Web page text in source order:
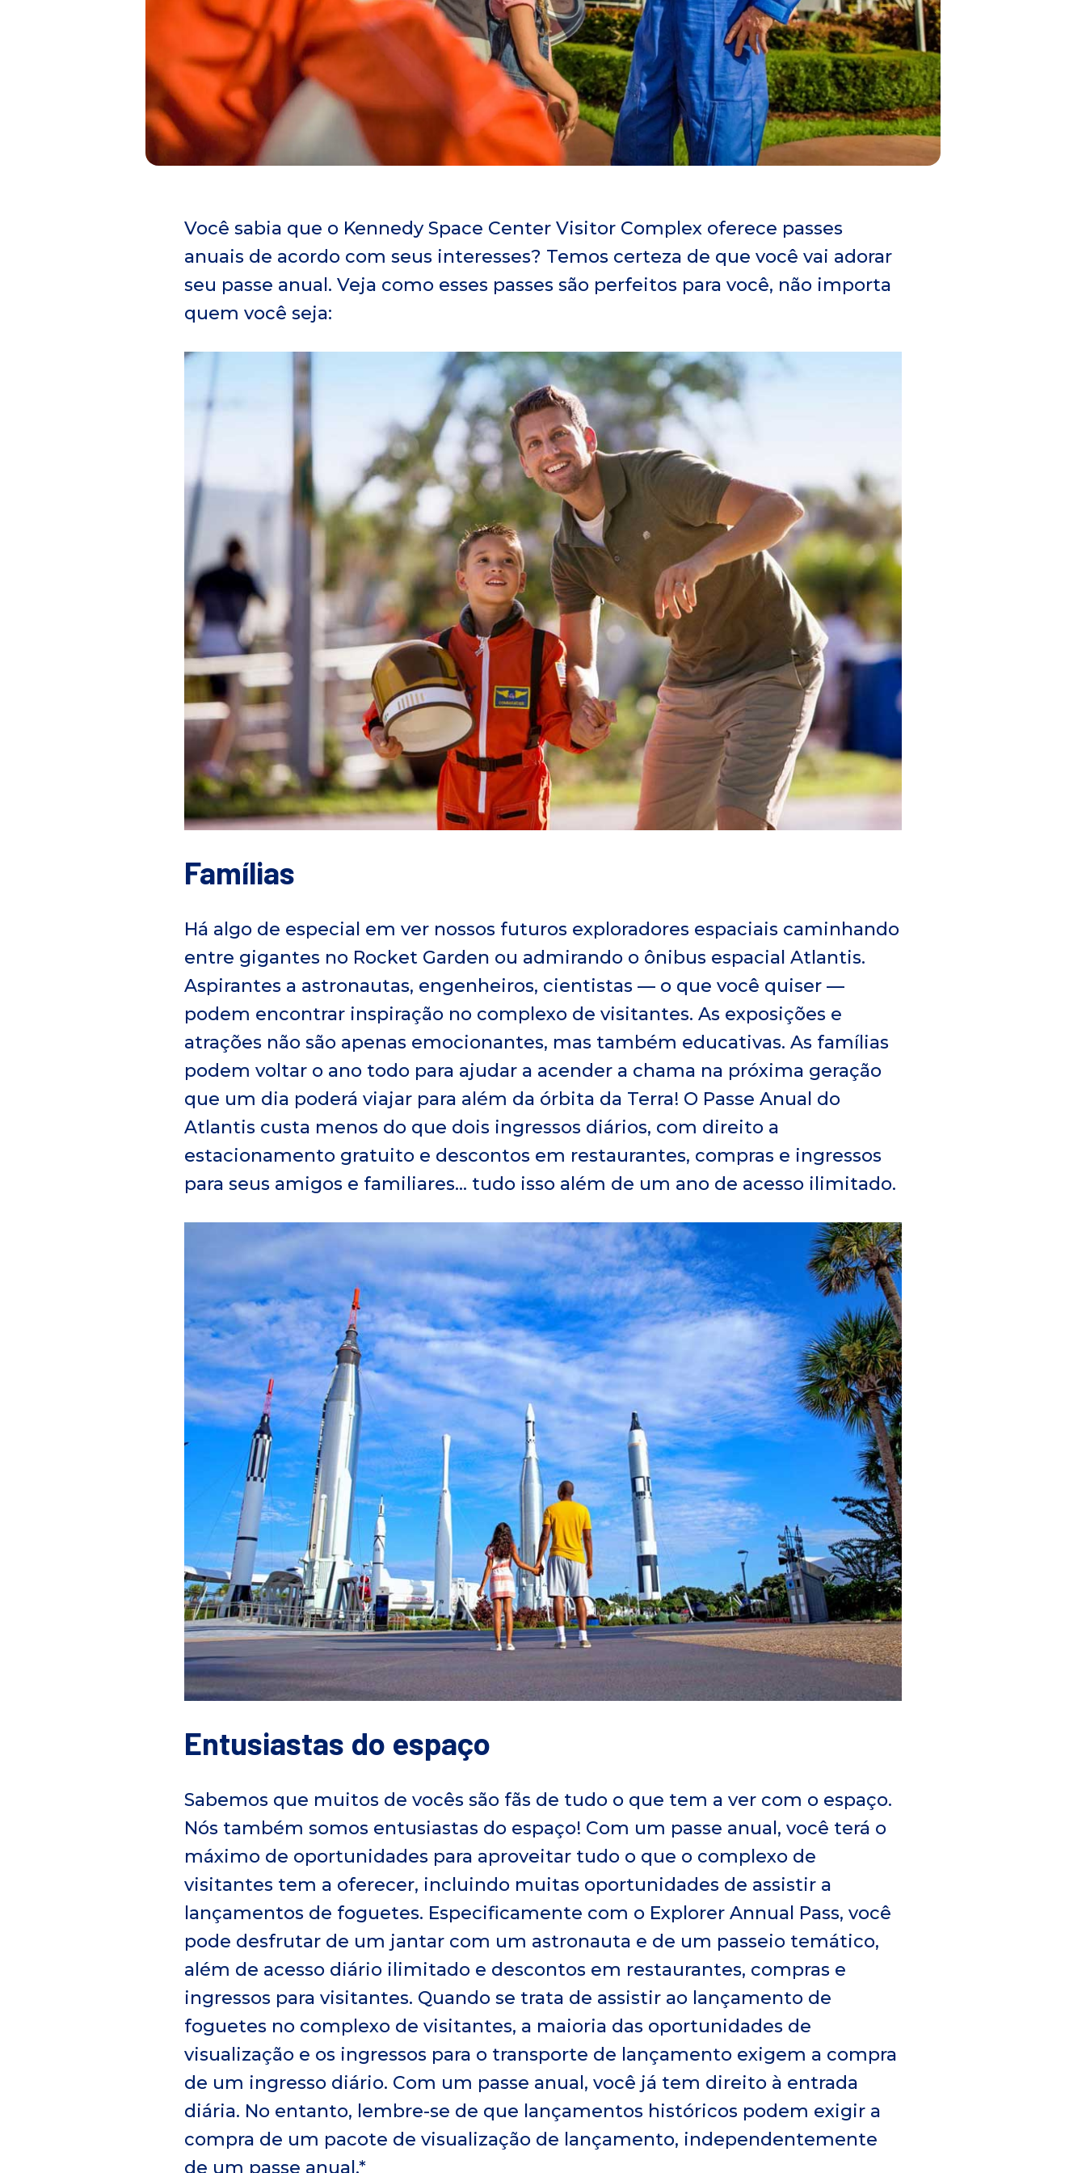
Você sabia que o Kennedy Space Center Visitor Complex oferece passes
anuais de acordo com seus interesses? Temos certeza de que você vai adorar
seu passe anual. Veja como esses passes são perfeitos para você, não importa
quem você seja:
Famílias
Há algo de especial em ver nossos futuros exploradores espaciais caminhando
entre gigantes no Rocket Garden ou admirando o ônibus espacial Atlantis.
Aspirantes a astronautas, engenheiros, cientistas — o que você quiser —
podem encontrar inspiração no complexo de visitantes. As exposições e
atrações não são apenas emocionantes, mas também educativas. As famílias
podem voltar o ano todo para ajudar a acender a chama na próxima geração
que um dia poderá viajar para além da órbita da Terra! O Passe Anual do
Atlantis custa menos do que dois ingressos diários, com direito a
estacionamento gratuito e descontos em restaurantes, compras e ingressos
para seus amigos e familiares... tudo isso além de um ano de acesso ilimitado.
Entusiastas do espaço
Sabemos que muitos de vocês são fãs de tudo o que tem a ver com o espaço.
Nós também somos entusiastas do espaço! Com um passe anual, você terá o
máximo de oportunidades para aproveitar tudo o que o complexo de
visitantes tem a oferecer, incluindo muitas oportunidades de assistir a
lançamentos de foguetes. Especificamente com o Explorer Annual Pass, você
pode desfrutar de um jantar com um astronauta e de um passeio temático,
além de acesso diário ilimitado e descontos em restaurantes, compras e
ingressos para visitantes. Quando se trata de assistir ao lançamento de
foguetes no complexo de visitantes, a maioria das oportunidades de
visualização e os ingressos para o transporte de lançamento exigem a compra
de um ingresso diário. Com um passe anual, você já tem direito à entrada
diária. No entanto, lembre-se de que lançamentos históricos podem exigir a
compra de um pacote de visualização de lançamento, independentemente
de um passe anual.*